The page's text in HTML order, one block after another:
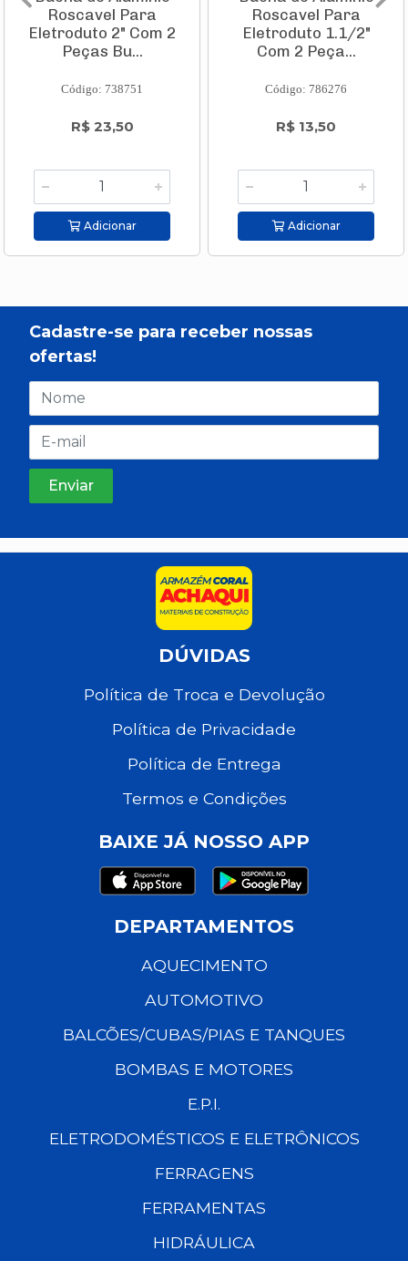
Roscavel Para
Eletroduto 2" Com 2
Peças Bu...
Código: 738751
R$ 23,50
Adicionar
Roscavel Para
Eletroduto 1.1/2"
Com 2 Peça...
Código: 786276
R$ 13,50
Adicionar
Cadastre-se para receber nossas
ofertas!
DÚVIDAS
Política de Troca e Devolução
Política de Privacidade
Política de Entrega
Termos e Condições
BAIXE JÁ NOSSO APP
DEPARTAMENTOS
AQUECIMENTO
AUTOMOTIVO
BALCÕES/CUBAS/PIAS E TANQUES
BOMBAS E MOTORES
E.P.I.
ELETRODOMÉSTICOS E ELETRÔNICOS
FERRAGENS
FERRAMENTAS
HIDRÁULICA